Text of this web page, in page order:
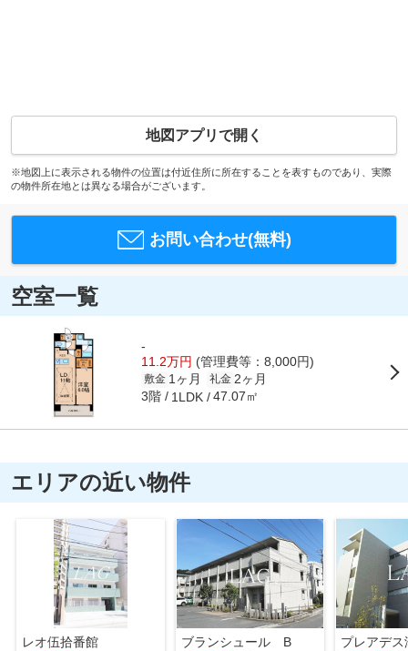
地図アプリで開く
※地図上に表示される物件の位置は付近住所に所在することを表すものであり、実際
の物件所在地とは異なる場合がございます。
お問い合わせ(無料)
空室一覧
-
11.2万円 (管理費等：8,000円)
敷金 1ヶ月 礼金 2ヶ月
3階 1LDK 47.07㎡
エリアの近い物件
レオ伍拾番館
ブランシュール B
プレアデス